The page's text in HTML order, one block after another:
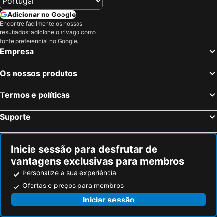
Apartamentos Alfonso XIII
San Luis
Parque Retiro
Caja Mágica
Centro
Villaverde
Calle Serrano
Praça da Espanha
San Blas
Praça Central /maior
Parque Natural do Douro Internacional
La Covatilla
Carabanchel
Malasaña
Gran Vía Metro Station
Retiro
Goya
Aeropuerto
Circuito del Jarama
Metropolitano Club Deportivo
Tetuán
San Millán
Amado
Adicionar no Google
Encontre facilmente os nossos
resultados: adicione o trivago como
fonte preferencial no Google.
Empresa
Os nossos produtos
Termos e políticas
Suporte
Inicie sessão para desfrutar de
vantagens exclusivas para membros
Personalize a sua experiência
Ofertas e preços para membros
Iniciar sessão